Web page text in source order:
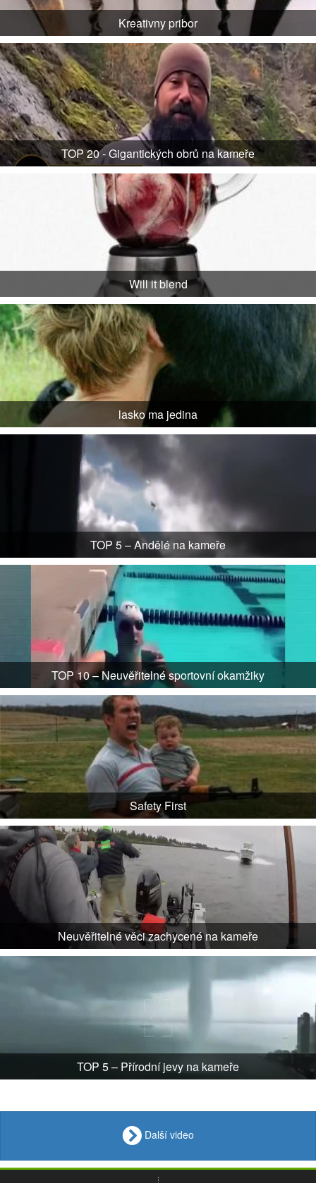
Kreativny pribor
TOP 20 - Gigantických obrů na kameře
Will it blend
lasko ma jedina
TOP 5 – Andělé na kameře
TOP 10 – Neuvěřitelné sportovní okamžiky
Safety First
Neuvěřitelné věci zachycené na kameře
TOP 5 – Přírodní jevy na kameře
Další video